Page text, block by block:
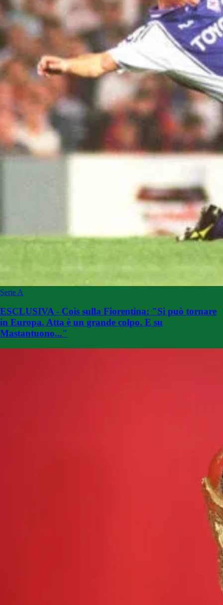
Serie A
ESCLUSIVA - Cois sulla Fiorentina: "Si può tornare
in Europa. Atta è un grande colpo. E su
Mastantuono..."